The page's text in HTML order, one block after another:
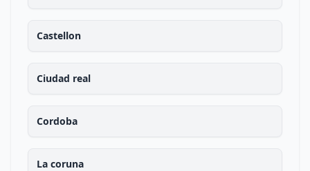
Castellon
Ciudad real
Cordoba
La coruna